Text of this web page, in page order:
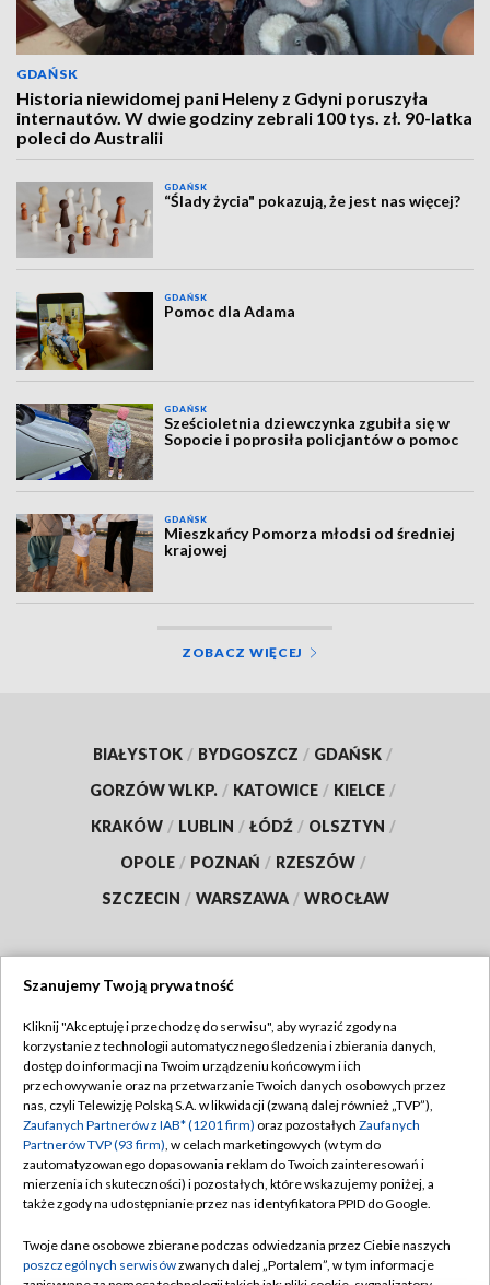
GDAŃSK
Historia niewidomej pani Heleny z Gdyni poruszyła
internautów. W dwie godziny zebrali 100 tys. zł. 90-latka
poleci do Australii
GDAŃSK
“Ślady życia" pokazują, że jest nas więcej?
GDAŃSK
Pomoc dla Adama
GDAŃSK
Sześcioletnia dziewczynka zgubiła się w
Sopocie i poprosiła policjantów o pomoc
GDAŃSK
Mieszkańcy Pomorza młodsi od średniej
krajowej
ZOBACZ WIĘCEJ
BIAŁYSTOK / BYDGOSZCZ / GDAŃSK /
GORZÓW WLKP. / KATOWICE / KIELCE /
KRAKÓW / LUBLIN / ŁÓDŹ / OLSZTYN /
OPOLE / POZNAŃ / RZESZÓW /
SZCZECIN / WARSZAWA / WROCŁAW
TVP
Abonament TVP
Emisja w TVP
Centrum informacji TVP
Naziemna Telewizja Cyfrowa
Rada Programowa
Regulamin TVP
Polityka prywatności
Moje zgody
Pomoc
Kontakt
Szanujemy Twoją prywatność
Kliknij "Akceptuję i przechodzę do serwisu", aby wyrazić zgody na
korzystanie z technologii automatycznego śledzenia i zbierania danych,
dostęp do informacji na Twoim urządzeniu końcowym i ich
przechowywanie oraz na przetwarzanie Twoich danych osobowych przez
nas, czyli Telewizję Polską S.A. w likwidacji (zwaną dalej również „TVP”),
Zaufanych Partnerów z IAB* (1201 firm) oraz pozostałych Zaufanych
Partnerów TVP (93 firm), w celach marketingowych (w tym do
zautomatyzowanego dopasowania reklam do Twoich zainteresowań i
mierzenia ich skuteczności) i pozostałych, które wskazujemy poniżej, a
także zgody na udostępnianie przez nas identyfikatora PPID do Google.
Twoje dane osobowe zbierane podczas odwiedzania przez Ciebie naszych
poszczególnych serwisówzwanych dalej „Portalem”, w tym informacje